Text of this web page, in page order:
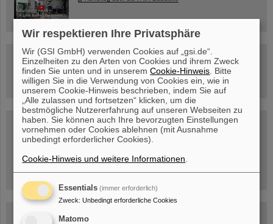
Besichtigung von GSI/FAIR –
jetzt Termin buchen!
Blog Beam On
Menschen ...hinter GSI und FAIR.
Wir respektieren Ihre Privatsphäre
Wir (GSI GmbH) verwenden Cookies auf „gsi.de“.
Einzelheiten zu den Arten von Cookies und ihrem Zweck
finden Sie unten und in unseremCookie-Hinweis . Bitte
willigen Sie in die Verwendung von Cookies ein, wie in
unserem Cookie-Hinweis beschrieben, indem Sie auf
„Alle zulassen und fortsetzen“ klicken, um die
bestmögliche Nutzererfahrung auf unseren Webseiten zu
haben. Sie können auch Ihre bevorzugten Einstellungen
vornehmen oder Cookies ablehnen (mit Ausnahme
unbedingt erforderlicher Cookies).
Cookie-Hinweis und weitere Informationen
Essentials (immer erforderlich)
Zweck: Unbedingt erforderliche Cookies
Matomo